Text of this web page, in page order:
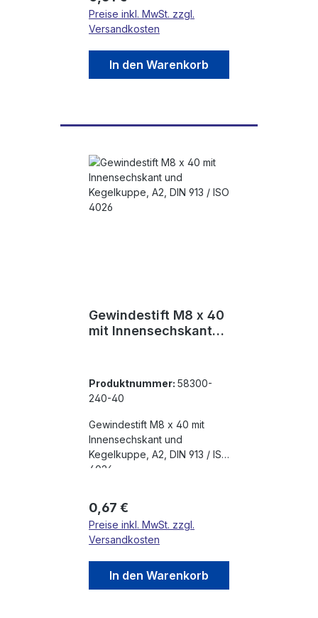
Preise inkl. MwSt. zzgl.
Versandkosten
In den Warenkorb
Gewindestift M8 x 40
mit Innensechskant
Produktnummer: 58300-
240-40
Gewindestift M8 x 40 mit
Innensechskant und
Kegelkuppe, A2, DIN 913 / ISO
4026
Regulärer Preis:
0,67 €
Preise inkl. MwSt. zzgl.
Versandkosten
In den Warenkorb